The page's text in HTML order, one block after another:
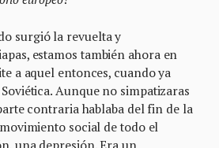
surgió la revuelta y
estamos también ahora en
a aquel entonces, cuando ya
Aunque no simpatizaras
contraria hablaba del fin de la
social de todo el
una depresión. Era un